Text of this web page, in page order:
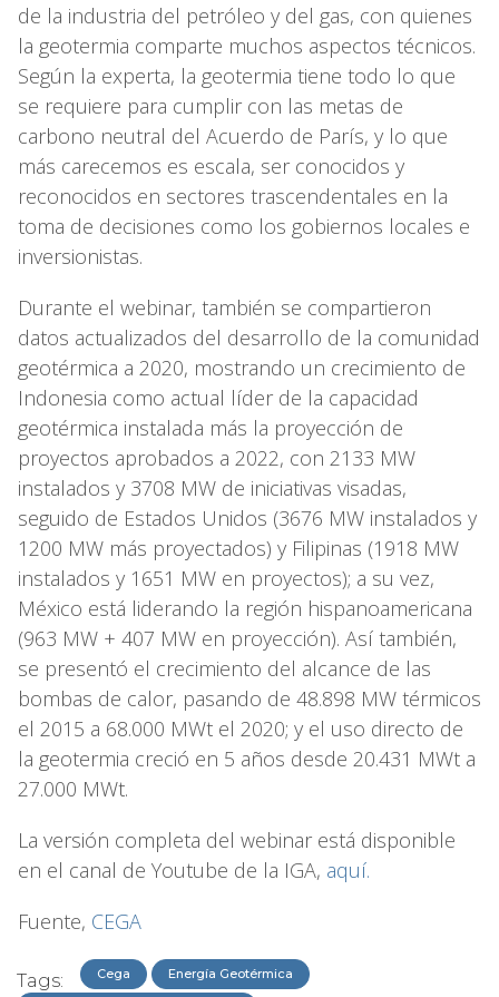
de la industria del petróleo y del gas, con quienes
la geotermia comparte muchos aspectos técnicos.
Según la experta, la geotermia tiene todo lo que
se requiere para cumplir con las metas de
carbono neutral del Acuerdo de París, y lo que
más carecemos es escala, ser conocidos y
reconocidos en sectores trascendentales en la
toma de decisiones como los gobiernos locales e
inversionistas.
Durante el webinar, también se compartieron
datos actualizados del desarrollo de la comunidad
geotérmica a 2020, mostrando un crecimiento de
Indonesia como actual líder de la capacidad
geotérmica instalada más la proyección de
proyectos aprobados a 2022, con 2133 MW
instalados y 3708 MW de iniciativas visadas,
seguido de Estados Unidos (3676 MW instalados y
1200 MW más proyectados) y Filipinas (1918 MW
instalados y 1651 MW en proyectos); a su vez,
México está liderando la región hispanoamericana
(963 MW + 407 MW en proyección). Así también,
se presentó el crecimiento del alcance de las
bombas de calor, pasando de 48.898 MW térmicos
el 2015 a 68.000 MWt el 2020; y el uso directo de
la geotermia creció en 5 años desde 20.431 MWt a
27.000 MWt.
La versión completa del webinar está disponible
en el canal de Youtube de la IGA, aquí.
Fuente, CEGA
Tags: Cega Energía Geotérmica